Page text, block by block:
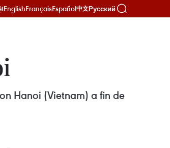
EnglishFrançaisEspañol中文Русский
Hanoi (Vietnam) a fin de